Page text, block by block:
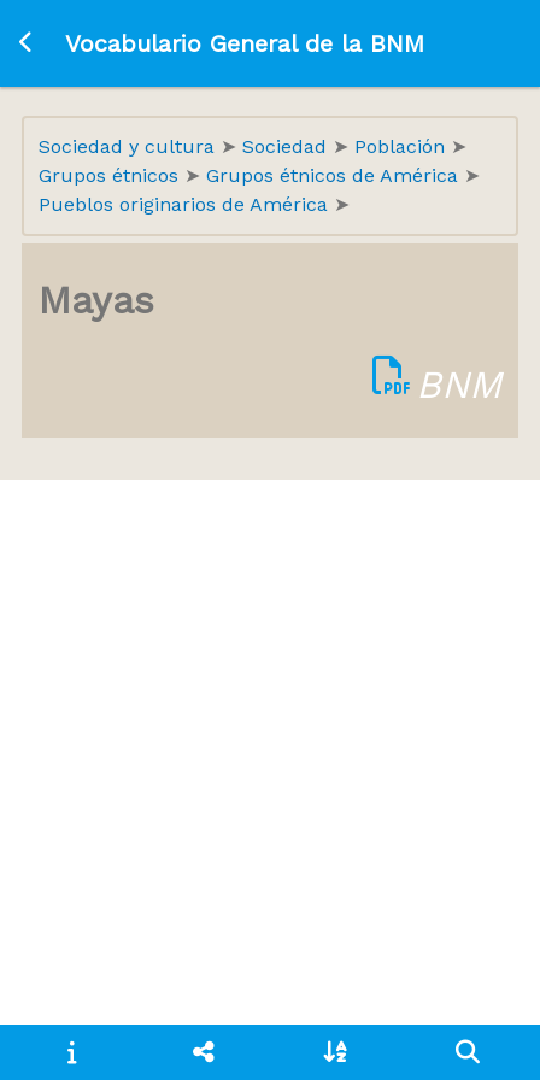
Ir a la página principal
Vocabulario General de la BNM
Sociedad y cultura Sociedad
Población
Grupos étnicos
Grupos étnicos de América
Pueblos originarios de América
Mayas
BNM